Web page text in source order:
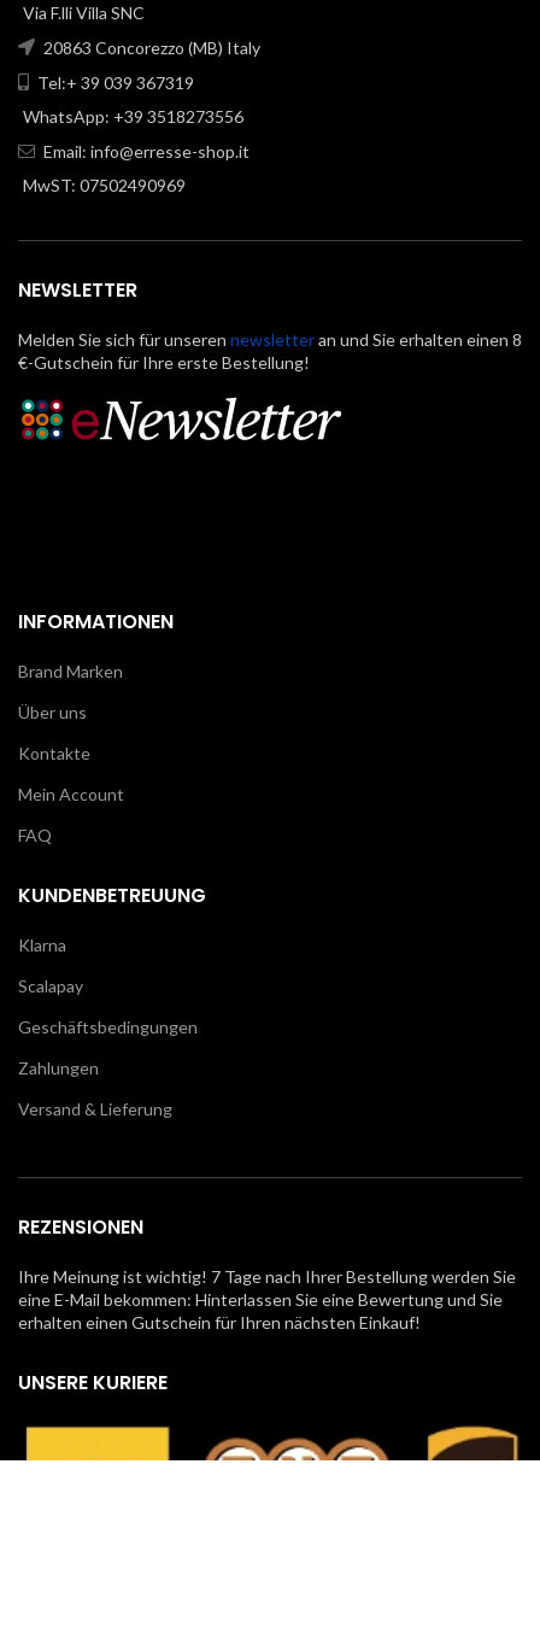
Via F.lli Villa SNC
20863 Concorezzo (MB) Italy
Tel:+ 39 039 367319
WhatsApp: +39 3518273556
Email: info@erresse-shop.it
MwST: 07502490969
NEWSLETTER
Melden Sie sich für unseren newsletteran und Sie erhalten einen 8
€-Gutschein für Ihre erste Bestellung!
INFORMATIONEN
Brand Marken
Über uns
Kontakte
Mein Account
FAQ
KUNDENBETREUUNG
Klarna
Scalapay
Geschäftsbedingungen
Zahlungen
Versand & Lieferung
REZENSIONEN
Ihre Meinung ist wichtig! 7 Tage nach Ihrer Bestellung werden Sie
eine E-Mail bekommen: Hinterlassen Sie eine Bewertung und Sie
erhalten einen Gutschein für Ihren nächsten Einkauf!
UNSERE KURIERE